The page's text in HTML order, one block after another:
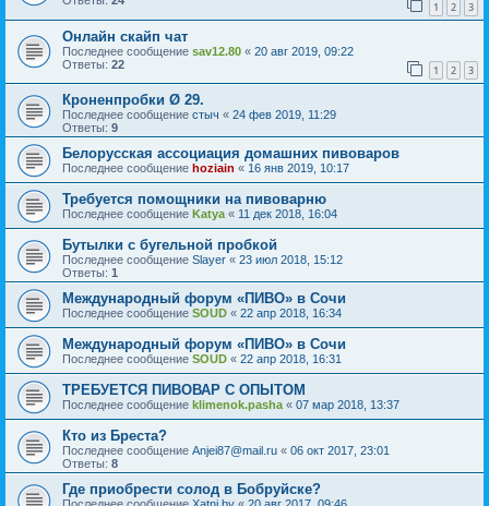
1 2 3
Онлайн скайп чат
Последнее сообщение sav12.80 « 20 авг 2019, 09:22
Ответы: 22 1 2 3
Кроненпробки Ø 29.
Последнее сообщение стыч « 24 фев 2019, 11:29
Ответы: 9
Белорусская ассоциация домашних пивоваров
Последнее сообщение hoziain « 16 янв 2019, 10:17
Требуется помощники на пивоварню
Последнее сообщение Katya « 11 дек 2018, 16:04
Бутылки с бугельной пробкой
Последнее сообщение Slayer « 23 июл 2018, 15:12
Ответы: 1
Международный форум «ПИВО» в Сочи
Последнее сообщение SOUD « 22 апр 2018, 16:34
Международный форум «ПИВО» в Сочи
Последнее сообщение SOUD « 22 апр 2018, 16:31
ТРЕБУЕТСЯ ПИВОВАР С ОПЫТОМ
Последнее сообщение klimenok.pasha « 07 мар 2018, 13:37
Кто из Бреста?
Последнее сообщение Anjei87@mail.ru « 06 окт 2017, 23:01
Ответы: 8
Где приобрести солод в Бобруйске?